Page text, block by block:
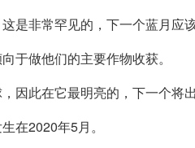
是非常罕见的，下一个蓝月应
于做他们的主要作物收获。
因此在它最明亮的，下一个将出
在2020年5月。